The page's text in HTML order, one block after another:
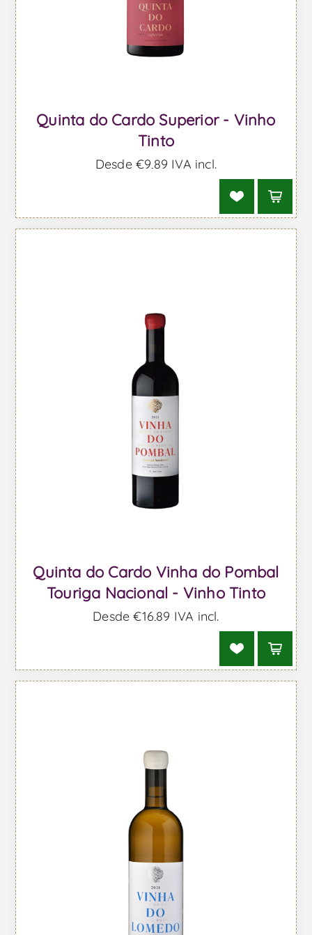
Quinta do Cardo Superior - Vinho
Tinto
Desde €9,89 IVA incl.
Quinta do Cardo Vinha do Pombal
Touriga Nacional - Vinho Tinto
Desde €16,89 IVA incl.